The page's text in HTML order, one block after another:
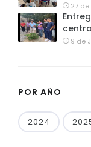
27
9 de
POR AÑO
2024